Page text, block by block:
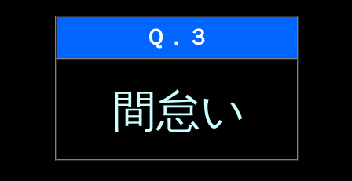
Ｑ．３
間怠い